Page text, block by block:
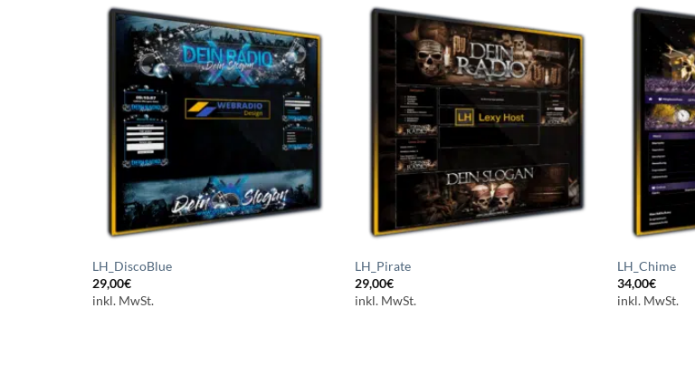
Auf die
Wunschliste
setzen
LH_DiscoBlue
29,00€
inkl. MwSt.
Auf die
Wunschliste
setzen
LH_Pirate
29,00€
inkl. MwSt.
LH_Chime
34,00€
inkl. MwSt.